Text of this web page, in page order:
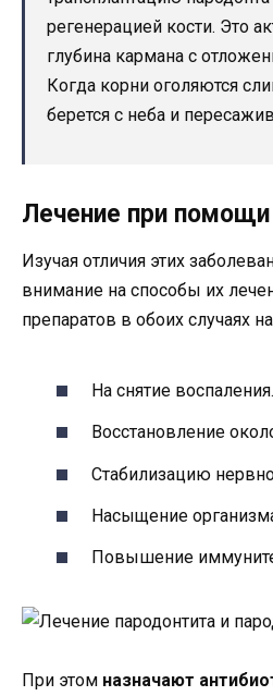
регенерацией кости. Это
глубина кармана с
Когда корни оголяются
берется с неба и
Лечение при
Изучая отличия этих
внимание на способы их
препаратов в обоих случаях
На снятие воспаления.
Восстановление
Стабилизацию
Насыщение
Повышение
При этом назначают